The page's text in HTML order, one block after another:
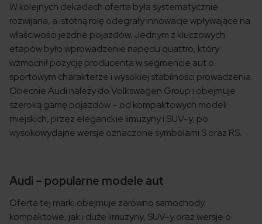
W kolejnych dekadach oferta była systematycznie
rozwijana, a istotną rolę odegrały innowacje wpływające na
właściwości jezdne pojazdów. Jednym z kluczowych
etapów było wprowadzenie napędu quattro, który
wzmocnił pozycję producenta w segmencie aut o
sportowym charakterze i wysokiej stabilności prowadzenia.
Obecnie Audi należy do Volkswagen Group i obejmuje
szeroką gamę pojazdów – od kompaktowych modeli
miejskich, przez eleganckie limuzyny i SUV-y, po
wysokowydajne wersje oznaczone symbolami S oraz RS.
Audi – popularne modele aut
Oferta tej marki obejmuje zarówno samochody
kompaktowe, jak i duże limuzyny, SUV-y oraz wersje o